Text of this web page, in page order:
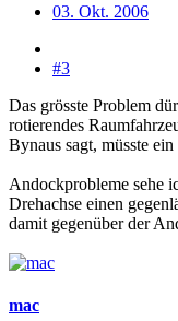
03. Okt. 2006
#3
Das grösste Problem
rotierendes
Bynaus sagt, müsste
Andockprobleme sehe
Drehachse einen
damit gegenüber der
mac